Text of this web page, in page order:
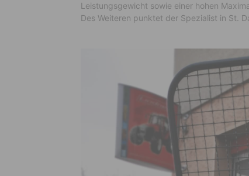
Leistungsgewicht sowie einer hohen
Des Weiteren punktet der Spezialist in St.